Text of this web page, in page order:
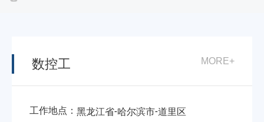
数控工 MORE+
工作地点： 黑龙江省-哈尔滨市-道里区